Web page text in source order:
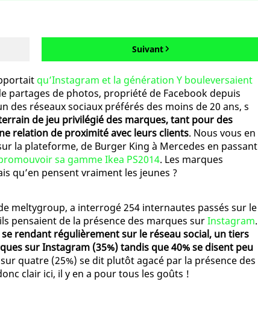
Suivant
qu’Instagram et la génération Y bouleversaient
partages de photos, propriété de Facebook depuis
des réseaux sociaux préférés des moins de 20 ans, s
de jeu privilégié des marques, tant pour des
relation de proximité avec leurs clients. Nous vous en
la plateforme, de Burger King à Mercedes en passant
sa gamme Ikea PS2014. Les marques
qu’en pensent vraiment les jeunes ?
meltygroup, a interrogé 254 internautes passés sur le
pensaient de la présence des marques surInstagram.
rendant régulièrement sur le réseau social, un tiers
sur Instagram (35%) tandis que 40% se disent peu
quatre (25%) se dit plutôt agacé par la présence des
clair ici, il y en a pour tous les goûts !